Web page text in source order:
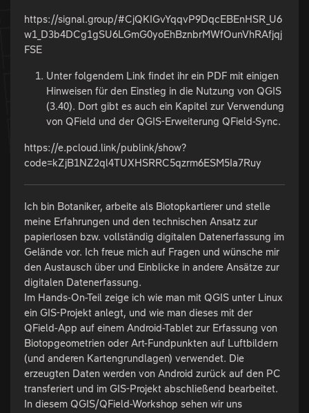
https://signal.group/#CjQKIGvYqqvP9DqcEBEnHSR_U6
w1_D3b4DCg1gSU6LGmG0yoEhBznbrMWfOunVhRAfjqj
FSE
Unter folgendem Link findet ihr ein PDF mit einigen
Hinweisen für den Einstieg in die Nutzung von QGIS
(3.40). Dort gibt es auch ein Kapitel zur Verwendung
von QField und der QGIS-Erweiterung QField-Sync.
https://e.pcloud.link/publink/show?
code=kZjB1NZ2ql4TUXHSRRC5qzrm6ESM5Ia7Ruy
Ich bin Botaniker, arbeite als Biotopkartierer und stelle
meine Erfahrungen und den technischen Ansatz zur
papierlosen bzw. vollständig digitalen Datenerfassung im
Gelände vor. Ich freue mich auf Fragen und wünsche mir
den Austausch über und Einblicke in andere Ansätze zur
digitalen Datenerfassung.
Im Hands-On-Teil zeige ich wie man mit QGIS unter Linux
ein GIS-Projekt anlegt, und wie man dieses mit der
QField-App auf einem Android-Tablet zur Erfassung von
Biotopgeometrien oder Art-Fundpunkten auf Luftbildern
(und anderen Kartengrundlagen) verwendet. Die
erzeugten Daten werden von Android zurück auf den PC
transferiert und im GIS-Projekt abschließend bearbeitet.
In diesem QGIS/QField-Workshop sehen wir uns